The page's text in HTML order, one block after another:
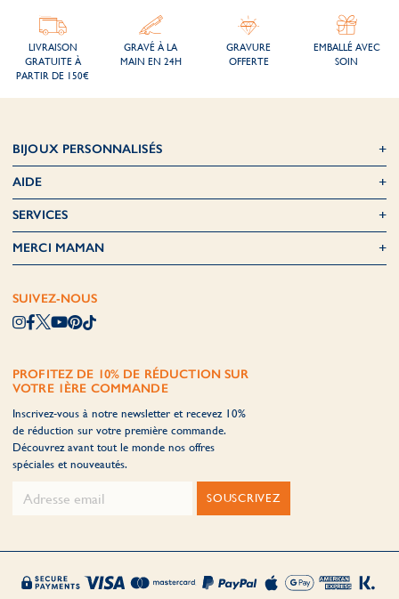
LIVRAISON
GRATUITE À
PARTIR DE 150€
GRAVÉ À LA
MAIN EN 24H
GRAVURE
OFFERTE
EMBALLÉ AVEC
SOIN
BIJOUX PERSONNALISÉS
AIDE
SERVICES
MERCI MAMAN
SUIVEZ-NOUS
PROFITEZ DE 10% DE RÉDUCTION SUR
VOTRE 1ÈRE COMMANDE
Inscrivez-vous à notre newsletter et recevez 10%
de réduction sur votre première commande.
Découvrez avant tout le monde nos offres
spéciales et nouveautés.
SOUSCRIVEZ